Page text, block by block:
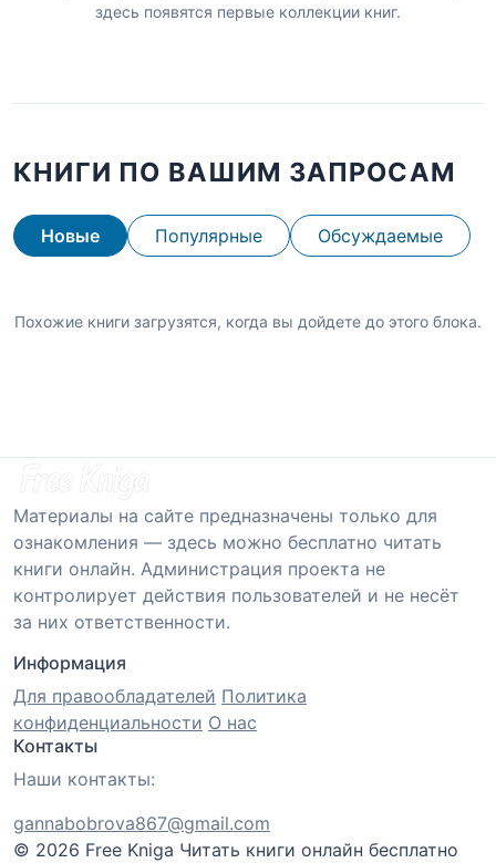
здесь появятся первые коллекции книг.
КНИГИ ПО ВАШИМ ЗАПРОСАМ
Новые Популярные Обсуждаемые
Похожие книги загрузятся, когда вы дойдете до этого блока.
Материалы на сайте предназначены только для
ознакомления — здесь можно бесплатно читать
книги онлайн. Администрация проекта не
контролирует действия пользователей и не несёт
за них ответственности.
Информация
Для правообладателей Политика
конфиденциальности О нас
Контакты
Наши контакты:
gannabobrova867@gmail.com
© 2026 Free Kniga Читать книги онлайн бесплатно